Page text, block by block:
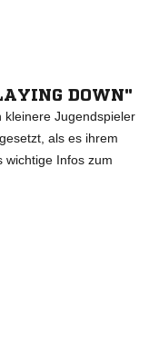
DOWN"
kleinere Jugendspieler
als es ihrem
wichtige Infos zum